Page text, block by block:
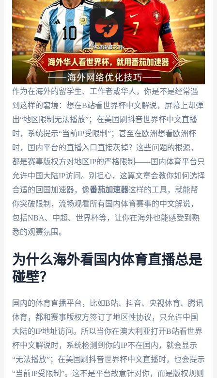
作为在海外的留学生、工作者或华人，你是不是经常遇
到这样的窘境：想在B站看世界杯中文解说，屏幕上却弹
出“地区限制无法播放”；在美国刷抖音世界杯中文直播
时，系统提示“当前IP受限制”；甚至在欧洲想看欧洲杯
时，国内平台的直播入口直接灰掉？这些问题的根源，
都是赛事版权方对地区IP的严格限制——国内体育平台只
允许中国大陆IP访问。别担心，这篇文章会教你如何选择
合适的回国加速器，像番茄加速器这样的工具，就能帮
你突破限制，流畅观看所有国内体育赛事的中文解说，
包括NBA、中超、世界杯等，让你在海外也能感受到熟
悉的观赛氛围。
为什么海外看国内体育直播总是
碰壁？
国内的体育直播平台，比如B站、抖音、央视体育、腾讯
体育，都和赛事版权方签订了地区性协议，只允许中国
大陆的IP地址访问。所以当你在澳大利亚打开B站看世界
杯中文解说时，系统检测到你的IP不在国内，就会显示
“无法播放”；在美国刷抖音世界杯中文直播时，也会提示
“当前IP受限制”。这不是平台故意针对你，而是版权规则